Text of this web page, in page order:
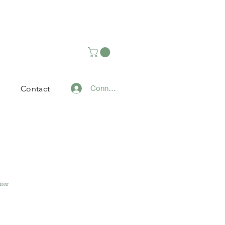
Contact Connexion